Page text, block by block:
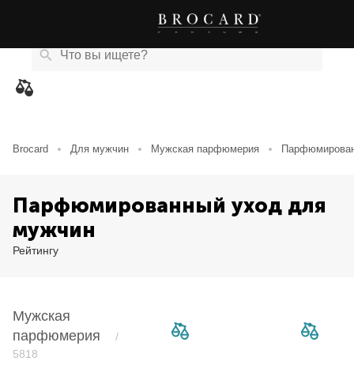
Brocard Для мужчин Мужская парфюмерия
Парфюмированный уход для
мужчин
Рейтингу
Мужская
парфюмерия
/
5818